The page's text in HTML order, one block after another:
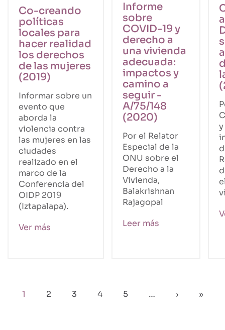
Co-creando
políticas
locales para
hacer realidad
los derechos
de las mujeres
(2019)
Informar sobre un
evento que
aborda la
violencia contra
las mujeres en las
ciudades
realizado en el
marco de la
Conferencia del
OIDP 2019
(Iztapalapa).
Ver más
Informe
sobre
COVID-19 y
derecho a
una vivienda
adecuada:
impactos y
camino a
seguir -
A/75/148
(2020)
Por el Relator
Especial de la
ONU sobre el
Derecho a la
Vivienda,
Balakrishnan
Rajagopal
Leer más
Página
1 Page
2 Page
3 Page
4 Page
5 …
Siguiente
› »